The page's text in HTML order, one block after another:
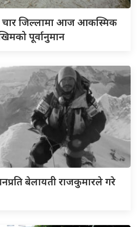
चार जिल्लामा आज आकस्मिक
पूर्वानुमान
बेलायती राजकुमारले गरे